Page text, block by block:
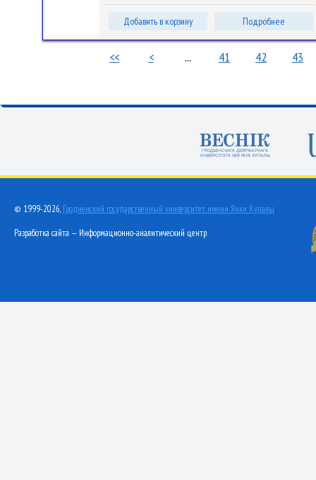
Добавить в корзину Подробнее
<< < ... 41 42 43
© 1999-2026, Гродненский государственный университет имени Янки Купалы
Разработка сайта — Информационно-аналитический центр